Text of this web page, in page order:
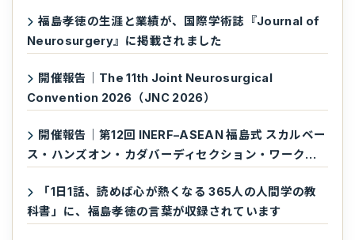
福島孝徳の生涯と業績が、国際学術誌『Journal of
Neurosurgery』に掲載されました
開催報告｜The 11th Joint Neurosurgical
Convention 2026（JNC 2026）
開催報告｜第12回 INERF–ASEAN 福島式 スカルベー
ス・ハンズオン・カダバーディセクション・ワークシ
「1日1話、読めば心が熱くなる 365人の人間学の教
科書」に、福島孝徳の言葉が収録されています